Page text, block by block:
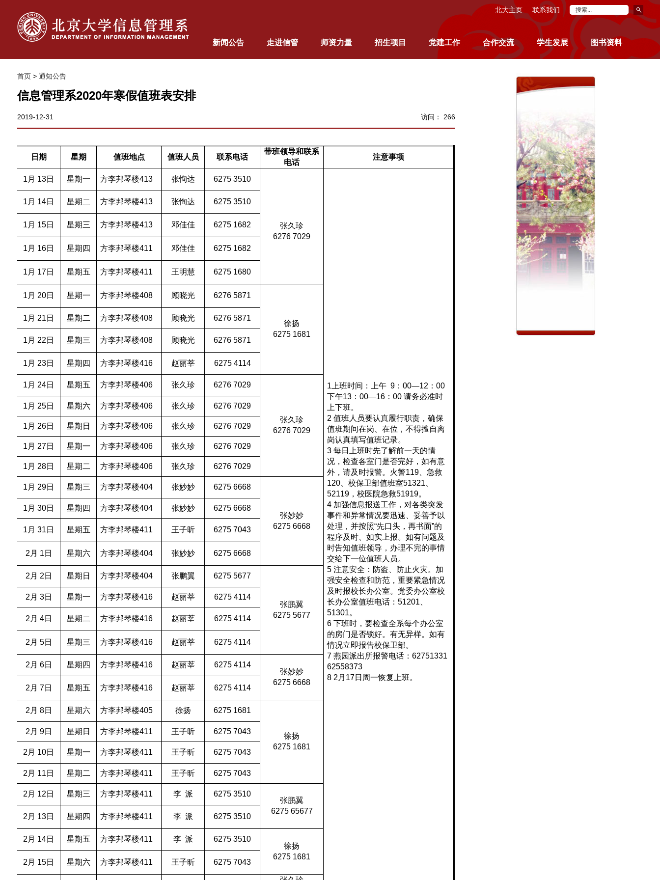
北大主页 联系我们
新闻公告 走进信管 师资力量 招生项目 党建工作 合作交流 学生发展 图书资料
首页> 通知公告
信息管理系2020年寒假值班表安排
2019-12-31 访问： 266
日期 星期 值班地点 值班人员 联系电话
带班领导和联系
电话
注意事项
1月 13日 星期一 方李邦琴楼413 张恂达 6275 3510
张久珍
6276 7029
1上班时间：上午 9：00—12：00
下午13：00—16：00 请务必准时
上下班。
2 值班人员要认真履行职责，确保
值班期间在岗、在位，不得擅自离
岗认真填写值班记录。
3 每日上班时先了解前一天的情
况，检查各室门是否完好，如有意
外，请及时报警。火警119、急救
120、校保卫部值班室51321、
52119，校医院急救51919。
4 加强信息报送工作，对各类突发
事件和异常情况要迅速、妥善予以
处理，并按照“先口头，再书面”的
程序及时、如实上报。如有问题及
时告知值班领导，办理不完的事情
交给下一位值班人员。
5 注意安全：防盗、防止火灾。加
强安全检查和防范，重要紧急情况
及时报校长办公室。党委办公室校
长办公室值班电话：51201、
51301。
6 下班时，要检查全系每个办公室
的房门是否锁好。有无异样。如有
情况立即报告校保卫部。
7 燕园派出所报警电话：62751331
62558373
8 2月17日周一恢复上班。
1月 14日 星期二 方李邦琴楼413 张恂达 6275 3510
1月 15日 星期三 方李邦琴楼413 邓佳佳 6275 1682
1月 16日 星期四 方李邦琴楼411 邓佳佳 6275 1682
1月 17日 星期五 方李邦琴楼411 王明慧 6275 1680
1月 20日 星期一 方李邦琴楼408 顾晓光 6276 5871
徐扬
6275 1681
1月 21日 星期二 方李邦琴楼408 顾晓光 6276 5871
1月 22日 星期三 方李邦琴楼408 顾晓光 6276 5871
1月 23日 星期四 方李邦琴楼416 赵丽莘 6275 4114
1月 24日 星期五 方李邦琴楼406 张久珍 6276 7029
张久珍
6276 7029
1月 25日 星期六 方李邦琴楼406 张久珍 6276 7029
1月 26日 星期日 方李邦琴楼406 张久珍 6276 7029
1月 27日 星期一 方李邦琴楼406 张久珍 6276 7029
1月 28日 星期二 方李邦琴楼406 张久珍 6276 7029
1月 29日 星期三 方李邦琴楼404 张妙妙 6275 6668
张妙妙
6275 6668
1月 30日 星期四 方李邦琴楼404 张妙妙 6275 6668
1月 31日 星期五 方李邦琴楼411 王子昕 6275 7043
2月 1日 星期六 方李邦琴楼404 张妙妙 6275 6668
2月 2日 星期日 方李邦琴楼404 张鹏翼 6275 5677
张鹏翼
6275 5677
2月 3日 星期一 方李邦琴楼416 赵丽莘 6275 4114
2月 4日 星期二 方李邦琴楼416 赵丽莘 6275 4114
2月 5日 星期三 方李邦琴楼416 赵丽莘 6275 4114
2月 6日 星期四 方李邦琴楼416 赵丽莘
6275 4114
张妙妙
6275 6668
2月 7日 星期五 方李邦琴楼416 赵丽莘 6275 4114
2月 8日 星期六 方李邦琴楼405 徐扬 6275 1681
徐扬
6275 1681
2月 9日 星期日 方李邦琴楼411 王子昕 6275 7043
2月 10日 星期一 方李邦琴楼411 王子昕 6275 7043
2月 11日 星期二 方李邦琴楼411 王子昕 6275 7043
2月 12日 星期三 方李邦琴楼411 李 派 6275 3510
张鹏翼
6275 65677
2月 13日 星期四 方李邦琴楼411 李 派 6275 3510
2月 14日 星期五 方李邦琴楼411 李 派
6275 3510
徐扬
6275 1681
2月 15日 星期六 方李邦琴楼411 王子昕 62757043